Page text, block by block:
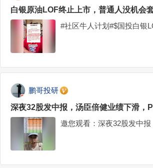
白银原油LOF终止上市，普通人没机会
#社区牛人计划#$国投白银
鹏哥投研
深夜32股发中报，汤臣倍健业绩下滑，
邀您观看：深夜32股发中